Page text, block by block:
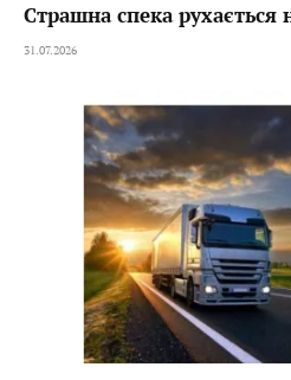
Страшна спека
31.07.2026